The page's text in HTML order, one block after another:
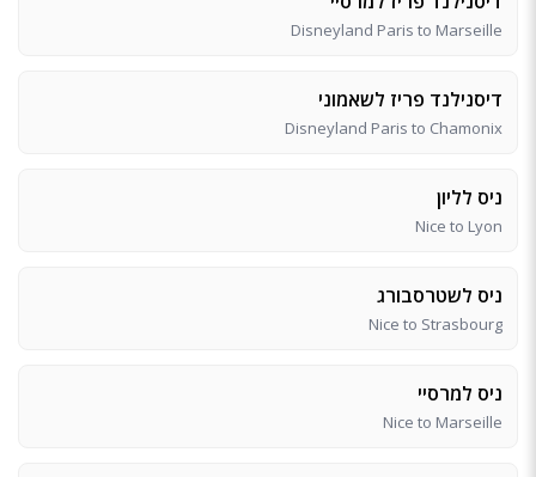
Disneyland Paris to Marseille
דיסנילנד פריז לשאמוני
Disneyland Paris to Chamonix
ניס לליון
Nice to Lyon
ניס לשטרסבורג
Nice to Strasbourg
ניס למרסיי
Nice to Marseille